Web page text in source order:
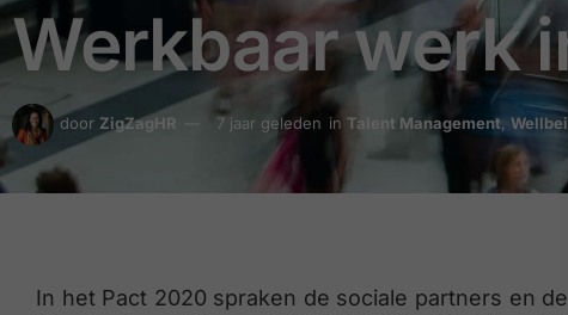
Werkbaar werk
door ZigZagHR 7 jaar geleden in Talent Management,
In het Pact 2020 spraken de sociale partners en